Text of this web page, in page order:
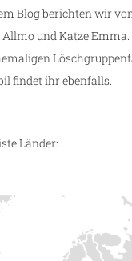
Blog berichten wir
und Katze Emma.
findet ihr ebenfalls.
Länder: